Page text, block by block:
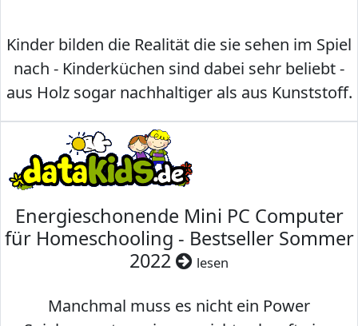
Kinder bilden die Realität die sie sehen im Spiel
nach - Kinderküchen sind dabei sehr beliebt -
aus Holz sogar nachhaltiger als aus Kunststoff.
Energieschonende Mini PC Computer
für Homeschooling - Bestseller Sommer
2022
lesen
Manchmal muss es nicht ein Power